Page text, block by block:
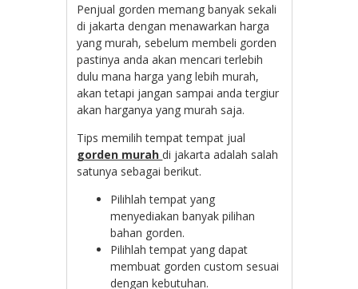
Penjual gorden memang banyak sekali
di jakarta dengan menawarkan harga
yang murah, sebelum membeli gorden
pastinya anda akan mencari terlebih
dulu mana harga yang lebih murah,
akan tetapi jangan sampai anda tergiur
akan harganya yang murah saja.
Tips memilih tempat tempat jual
gorden murahdi jakarta adalah salah
satunya sebagai berikut.
Pilihlah tempat yang
menyediakan banyak pilihan
bahan gorden.
Pilihlah tempat yang dapat
membuat gorden custom sesuai
dengan kebutuhan.